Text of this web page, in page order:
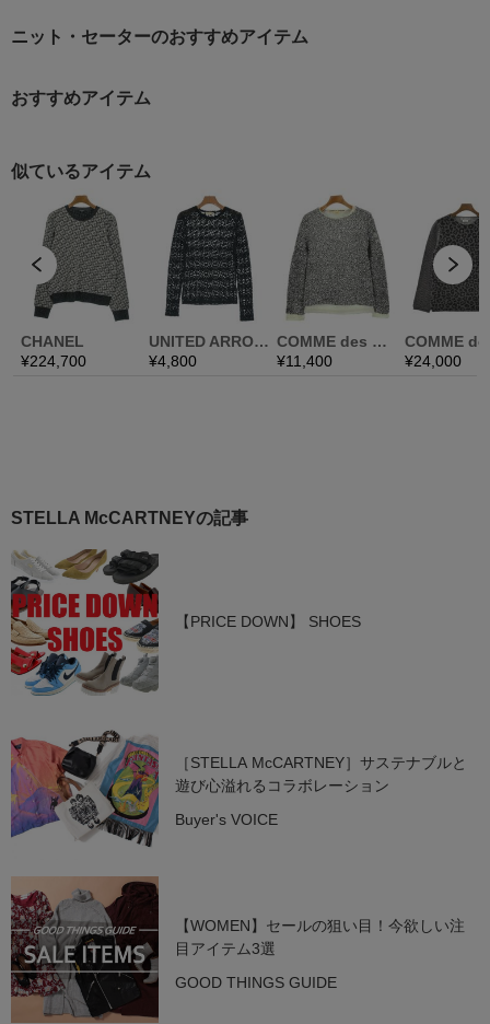
ニット・セーターのおすすめアイテム
おすすめアイテム
STELLA McCARTNEYの記事
【PRICE DOWN】 SHOES
［STELLA McCARTNEY］サステナブルと
遊び心溢れるコラボレーション
Buyer's VOICE
【WOMEN】セールの狙い目！今欲しい注
目アイテム3選
GOOD THINGS GUIDE